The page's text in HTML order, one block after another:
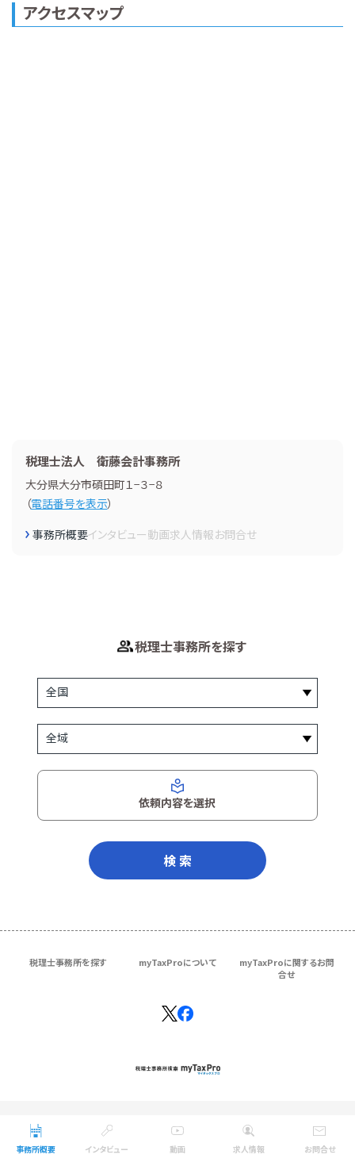
事務所概要 インタビュー 動画 求人情報 お問合せ
アクセスマップ
税理士法人 衛藤会計事務所
大分県大分市碩田町１−３−８
（電話番号を表示）
事務所概要インタビュー動画求人情報お問合せ
税理士事務所を探す
依頼内容を選択
検 索
税理士事務所を探す myTaxProについて
myTaxProに関するお問
合せ
Copyright © ＴＫＣ Corporation
All Rights Reserved.